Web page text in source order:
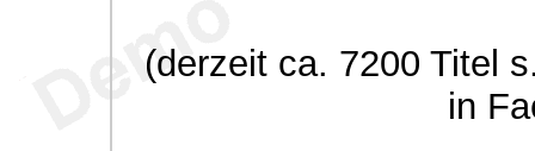
(derzeit ca. 7200 Titel
in